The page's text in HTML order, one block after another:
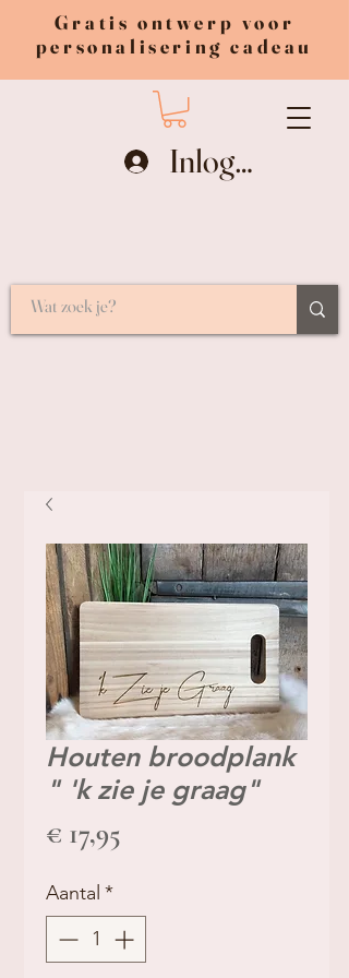
Gratis ontwerp voor
personalisering cadeau
Inloggen
Houten broodplank
" 'k zie je graag"
€ 17,95
Aantal *